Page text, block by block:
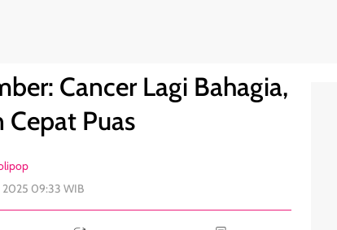
Cancer Lagi Bahagia,
Cepat Puas
2025 09:33 WIB